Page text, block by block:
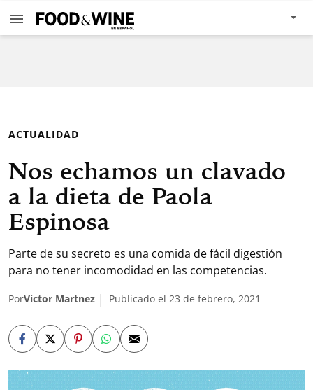
ACTUALIDAD
Nos echamos un clavado
a la dieta de Paola
Espinosa
Parte de su secreto es una comida de fácil digestión
para no tener incomodidad en las competencias.
PorVictor Martnez Publicado el 23 de febrero, 2021